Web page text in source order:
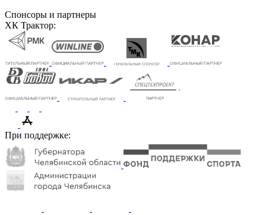
Спонсоры и партнеры
ХК Трактор:
При поддержке: